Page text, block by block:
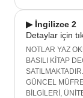
▶ İngilizce 2
Detaylar için
NOTLAR YAZ
BASILI KİTAP
GÜNCEL
BİLGİLERİ,